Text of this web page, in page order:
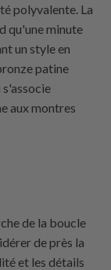
polyvalente. La
qu'une minute
un style en
patine
s'associe
aux montres
de la boucle
de près la
et les détails